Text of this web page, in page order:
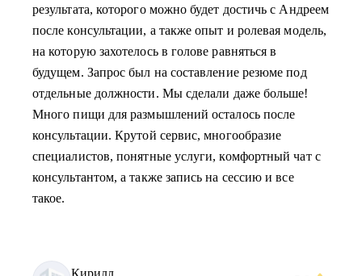
результата, которого можно будет достичь с Андреем
после консультации, а также опыт и ролевая модель,
на которую захотелось в голове равняться в
будущем. Запрос был на составление резюме под
отдельные должности. Мы сделали даже больше!
Много пищи для размышлений осталось после
консультации. Крутой сервис, многообразие
специалистов, понятные услуги, комфортный чат с
консультантом, а также запись на сессию и все
такое.
Кирилл